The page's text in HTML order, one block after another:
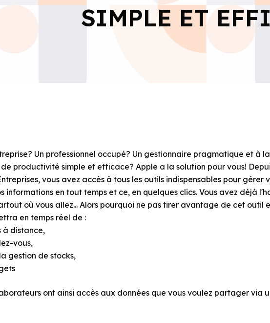
SIMPLE ET
Un professionnel occupé? Un gestionnaire pragmatique et à la
de productivité simple et efficace? Apple a la solution pour vous!
vous avez accès à tous les outils indispensables pour gérer
informations en tout temps et ce, en quelques clics. Vous avez déjà
où vous allez... Alors pourquoi ne pas tirer avantage de cet outil
en temps réel de :
à distance,
vous,
gestion de stocks,
ont ainsi accès aux données que vous voulez partager via